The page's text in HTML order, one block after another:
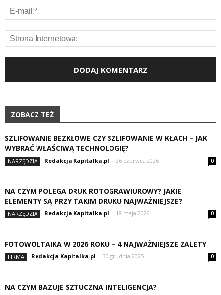
ZOBACZ TEŻ
SZLIFOWANIE BEZKŁOWE CZY SZLIFOWANIE W KŁACH – JAK
WYBRAĆ WŁAŚCIWĄ TECHNOLOGIĘ?
NARZĘDZIA Redakcja Kapitalka.pl - 26 czerwca 2026 0
NA CZYM POLEGA DRUK ROTOGRAWIUROWY? JAKIE
ELEMENTY SĄ PRZY TAKIM DRUKU NAJWAŻNIEJSZE?
NARZĘDZIA Redakcja Kapitalka.pl - 18 maja 2026 0
FOTOWOLTAIKA W 2026 ROKU – 4 NAJWAŻNIEJSZE ZALETY
FIRMA Redakcja Kapitalka.pl - 30 grudnia 2025 0
NA CZYM BAZUJE SZTUCZNA INTELIGENCJA?